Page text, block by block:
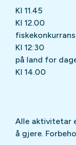
Kl 11.45
Kl 12.00
Kl 12:30
på land for
Kl 14.00
Alle aktivitetar
å gjere.